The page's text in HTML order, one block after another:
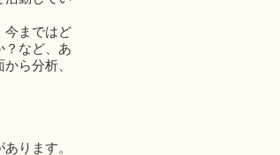
今まではど
？など、あ
ら分析、
ります。